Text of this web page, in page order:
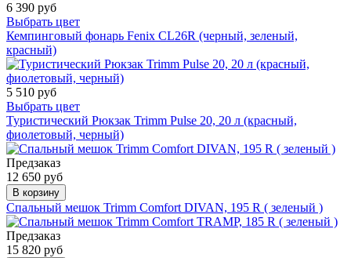
6 390 руб
Выбрать цвет
Кемпинговый фонарь Fenix CL26R (черный, зеленый,
красный)
5 510 руб
Выбрать цвет
Туристический Рюкзак Trimm Pulse 20, 20 л (красный,
фиолетовый, черный)
Предзаказ
12 650 руб
В корзину
Спальный мешок Trimm Comfort DIVAN, 195 R ( зеленый )
Предзаказ
15 820 руб